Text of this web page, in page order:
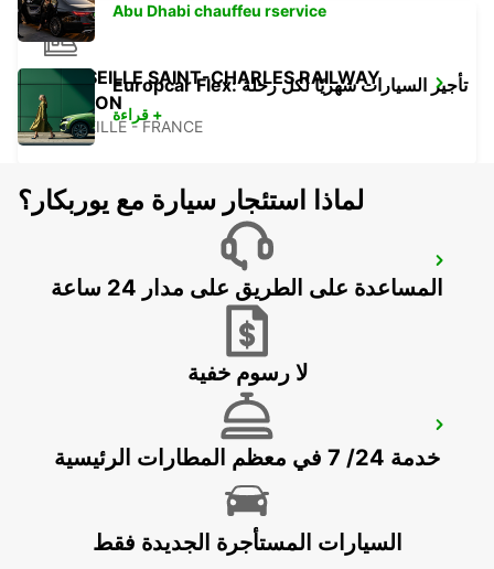
MARSEILLE SAINT-CHARLES RAILWAY
STATION
MARSEILLE - FRANCE
MARSEILLE - FRANCE
SALON-DE-PROVENCE
SALON DE PROVENCE - FRANCE
Abu Dhabi chauffeu rservice
Europcar Flex: تأجير السيارات شهريًا لكل رحلة
قراءة +
لماذا استئجار سيارة مع يوربكار؟
المساعدة على الطريق على مدار 24 ساعة
لا رسوم خفية
خدمة 24/ 7 في معظم المطارات الرئيسية
السيارات المستأجرة الجديدة فقط